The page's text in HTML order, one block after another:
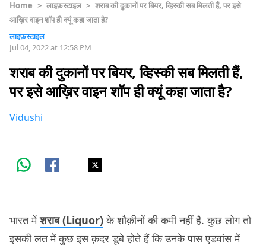
Home > लाइफ़स्टाइल > शराब की दुकानों पर बियर, व्हिस्की सब मिलती हैं, पर इसे
आख़िर वाइन शॉप ही क्यूं कहा जाता है?
लाइफ़स्टाइल
Jul 04, 2022 at 12:58 PM
शराब की दुकानों पर बियर, व्हिस्की सब मिलती हैं,
पर इसे आख़िर वाइन शॉप ही क्यूं कहा जाता है?
Vidushi
भारत मेंशराब (Liquor)के शौक़ीनों की कमी नहीं है. कुछ लोग तो
इसकी लत में कुछ इस क़दर डूबे होते हैं कि उनके पास एडवांस में